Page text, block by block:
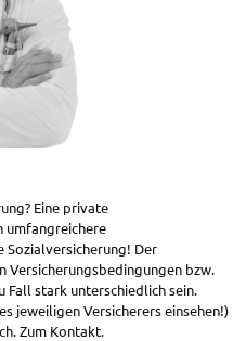
Eine private
umfangreichere
Sozialversicherung! Der
Versicherungsbedingungen bzw.
Fall stark unterschiedlich sein.
jeweiligen Versicherers einsehen!)
Zum Kontakt.